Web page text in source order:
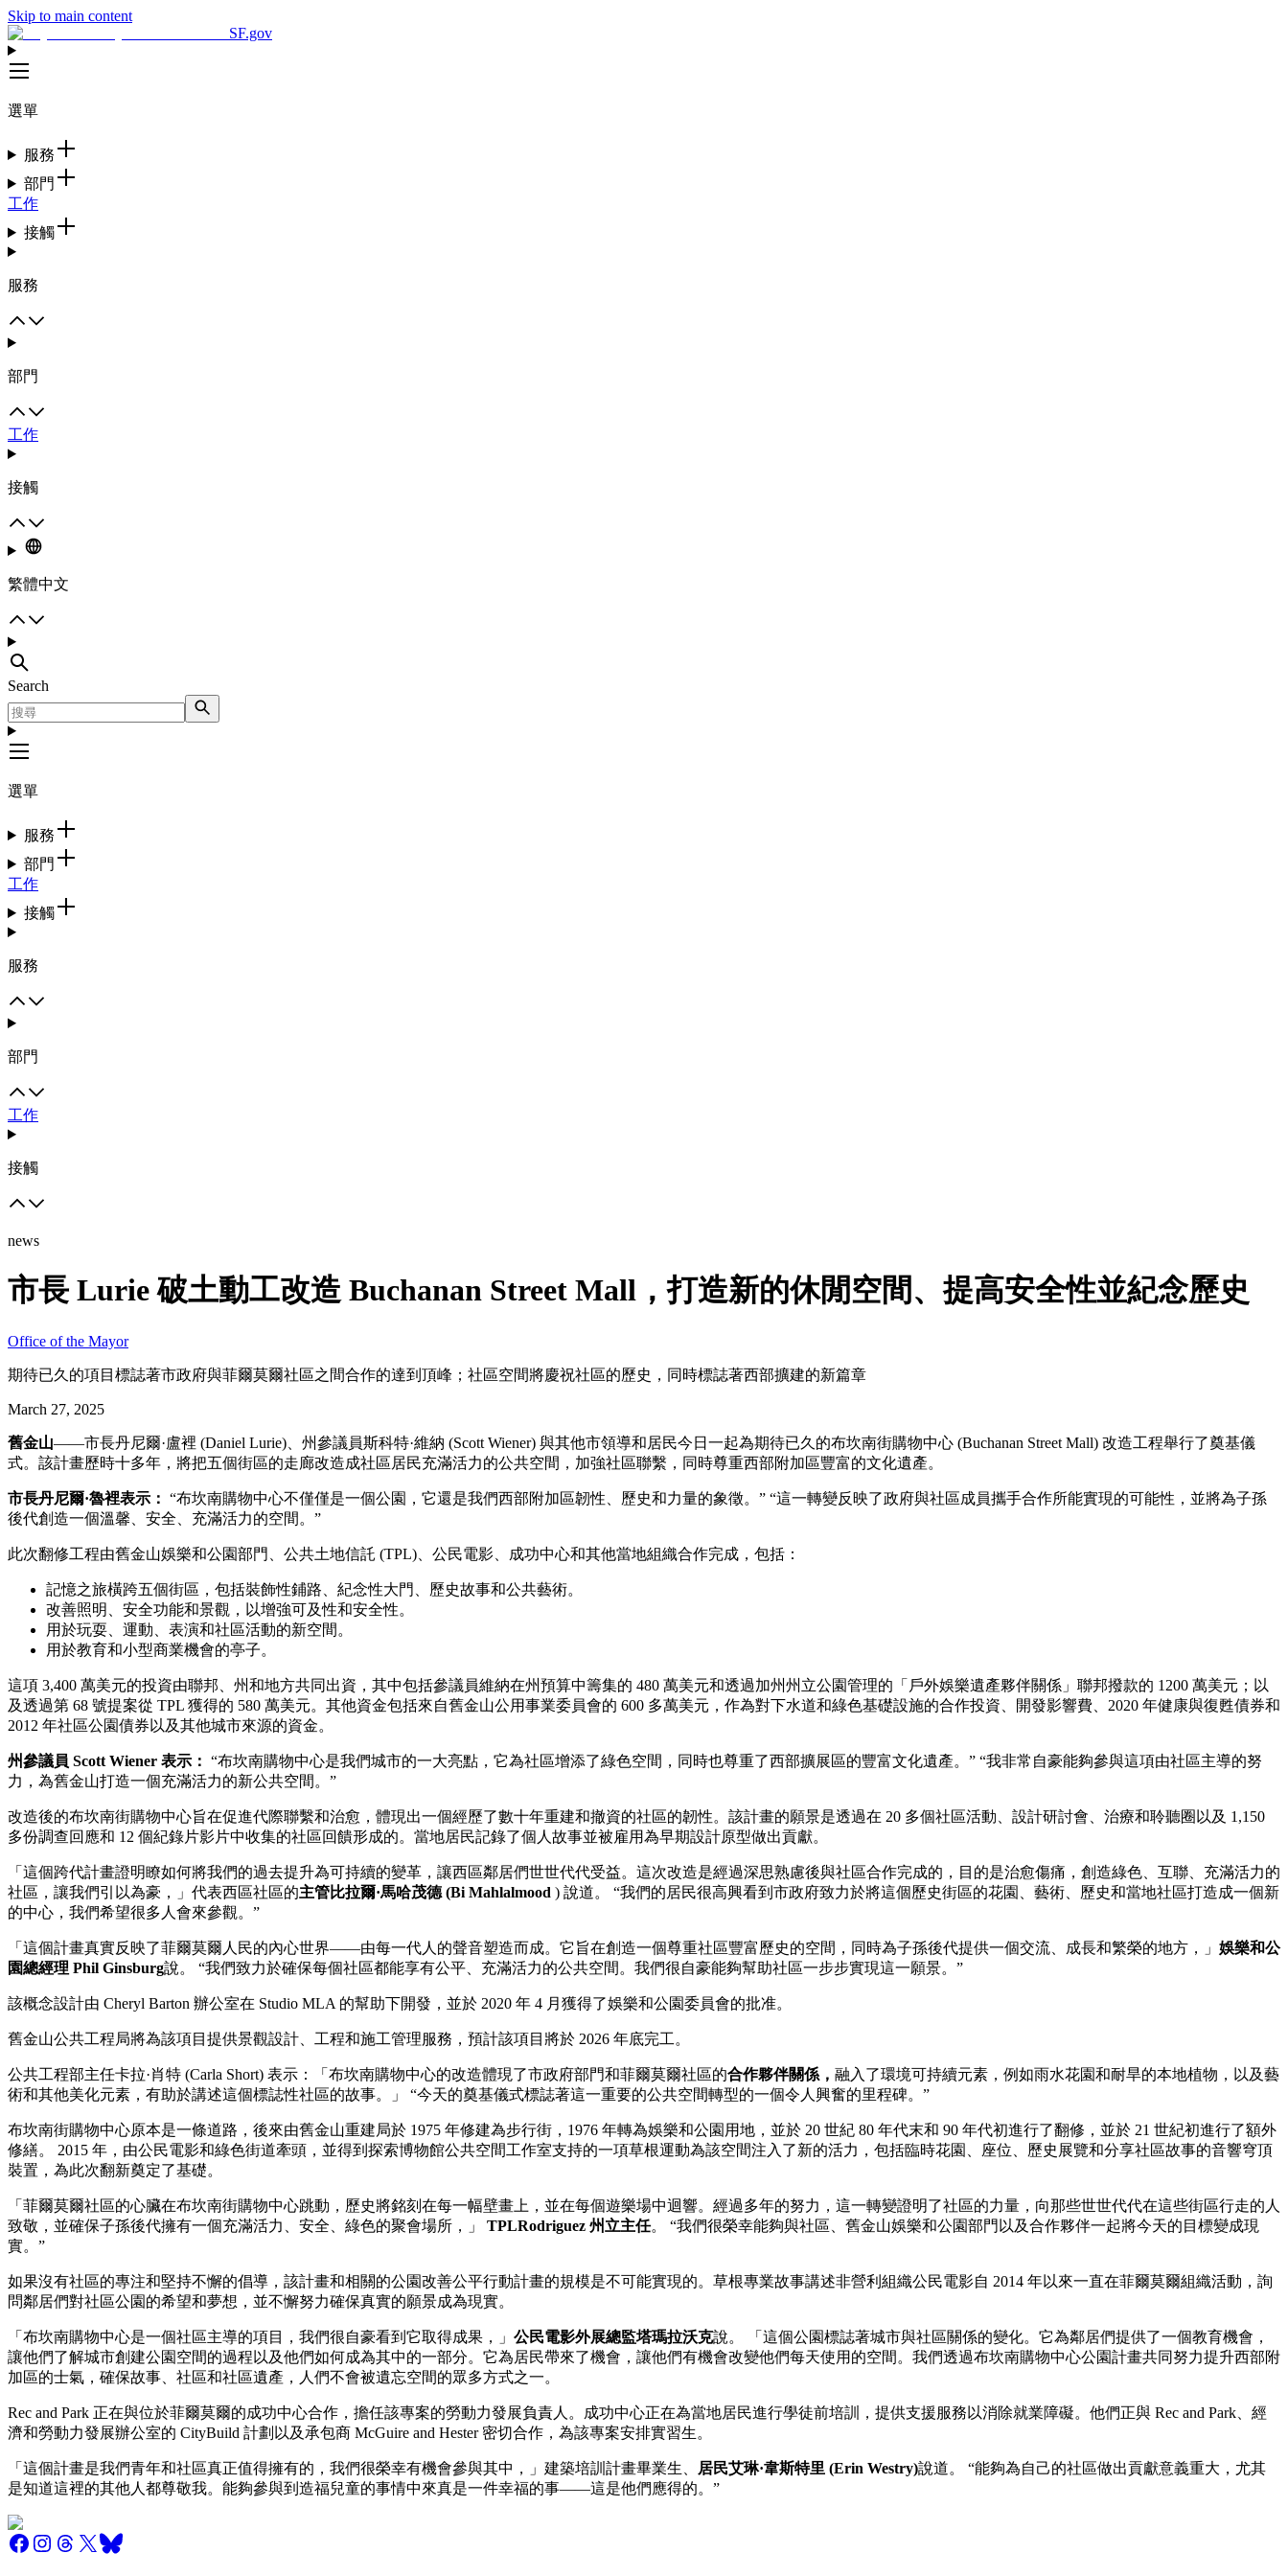
Skip to main content
SF.gov
選單
服務
部門
工作
接觸
服務
部門
工作
接觸
繁體中文
Search
選單
服務
部門
工作
接觸
服務
部門
工作
接觸
news
市長 Lurie 破土動工改造 Buchanan Street Mall，打造新的休閒空間、提高安全性並紀念歷史
Office of the Mayor
期待已久的項目標誌著市政府與菲爾莫爾社區之間合作的達到頂峰；社區空間將慶祝社區的歷史，同時標誌著西部擴建的新篇章
March 27, 2025
舊金山——市長丹尼爾·盧裡 (Daniel Lurie)、州參議員斯科特·維納 (Scott Wiener) 與其他市領導和居民今日一起為期待已久的布坎南街購物中心 (Buchanan Street Mall) 改造工程舉行了奠基儀
式。該計畫歷時十多年，將把五個街區的走廊改造成社區居民充滿活力的公共空間，加強社區聯繫，同時尊重西部附加區豐富的文化遺產。
市長丹尼爾·魯裡表示： “布坎南購物中心不僅僅是一個公園，它還是我們西部附加區韌性、歷史和力​​量的象徵。” “這一轉變反映了政府與社區成員攜手合作所能實現的可能性，並將為子孫
後代創造一個溫馨、安全、充滿活力的空間。”
此次翻修工程由舊金山娛樂和公園部門、公共土地信託 (TPL)、公民電影、成功中心和其他當地組織合作完成，包括：
記憶之旅橫跨五個街區，包括裝飾性鋪路、紀念性大門、歷史故事和公共藝術。
改善照明、安全功能和景觀，以增強可及性和安全性。
用於玩耍、運動、表演和社區活動的新空間。
用於教育和小型商業機會的亭子。
這項 3,400 萬美元的投資由聯邦、州和地方共同出資，其中包括參議員維納在州預算中籌集的 480 萬美元和透過加州州立公園管理的「戶外娛樂遺產夥伴關係」聯邦撥款的 1200 萬美元；以
及透過第 68 號提案從 TPL 獲得的 580 萬美元。其他資金包括來自舊金山公用事業委員會的 600 多萬美元，作為對下水道和綠色基礎設施的合作投資、開發影響費、2020 年健康與復甦債券和
2012 年社區公園債券以及其他城市來源的資金。
州參議員 Scott Wiener 表示： “布坎南購物中心是我們城市的一大亮點，它為社區增添了綠色空間，同時也尊重了西部擴展區的豐富文化遺產。” “我非常自豪能夠參與這項由社區主導的努
力，為舊金山打造一個充滿活力的新公共空間。”
改造後的布坎南街購物中心旨在促進代際聯繫和治愈，體現出一個經歷了數十年重建和撤資的社區的韌性。該計畫的願景是透過在 20 多個社區活動、設計研討會、治療和聆聽圈以及 1,150
多份調查回應和 12 個紀錄片影片中收集的社區回饋形成的。當地居民記錄了個人故事並被雇用為早期設計原型做出貢獻。
「這個跨代計畫證明瞭如何將我們的過去提升為可持續的變革，讓西區鄰居們世世代代受益。這次改造是經過深思熟慮後與社區合作完成的，目的是治愈傷痛，創造綠色、互聯、充滿活力的
社區，讓我們引以為豪，」代表西區社區的主管比拉爾·馬哈茂德 (Bi Mahlalmood ) 說道。 “我們的居民很高興看到市政府致力於將這個歷史街區的花園、藝術、歷史和當地社區打造成一個新
的中心，我們希望很多人會來參觀。”
「這個計畫真實反映了菲爾莫爾人民的內心世界——由每一代人的聲音塑造而成。它旨在創造一個尊重社區豐富歷史的空間，同時為子孫後代提供一個交流、成長和繁榮的地方，」 娛樂和公
園總經理 Phil Ginsburg說。 “我們致力於確保每個社區都能享有公平、充滿活力的公共空間。我們很自豪能夠幫助社區一步步實現這一願景。”
該概念設計由 Cheryl Barton 辦公室在 Studio MLA 的幫助下開發，並於 2020 年 4 月獲得了娛樂和公園委員會的批准。
舊金山公共工程局將為該項目提供景觀設計、工程和施工管理服務，預計該項目將於 2026 年底完工。
公共工程部主任卡拉·肖特 (Carla Short) 表示：「布坎南購物中心的改造體現了市政府部門和菲爾莫爾社區的合作夥伴關係， 融入了環境可持續元素，例如雨水花園和耐旱的本地植物，以及藝
術和其他美化元素，有助於講述這個標誌性社區的故事。」 “今天的奠基儀式標誌著這一重要的公共空間轉型的一個令人興奮的里程碑。”
布坎南街購物中心原本是一條道路，後來由舊金山重建局於 1975 年修建為步行街，1976 年轉為娛樂和公園用地，並於 20 世紀 80 年代末和 90 年代初進行了翻修，並於 21 世紀初進行了額外
修繕。 2015 年，由公民電影和綠色街道牽頭，並得到探索博物館公共空間工作室支持的一項草根運動為該空間注入了新的活力，包括臨時花園、座位、歷史展覽和分享社區故事的音響穹頂
裝置，為此次翻新奠定了基礎。
「菲爾莫爾社區的心臟在布坎南街購物中心跳動，歷史將銘刻在每一幅壁畫上，並在每個遊樂場中迴響。經過多年的努力，這一轉變證明了社區的力量，向那些世世代代在這些街區行走的人
致敬，並確保子孫後代擁有一個充滿活力、安全、綠色的聚會場所，」 TPLRodriguez 州立主任。 “我們很榮幸能夠與社區、舊金山娛樂和公園部門以及合作夥伴一起將今天的目標變成現
實。”
如果沒有社區的專注和堅持不懈的倡導，該計畫和相關的公園改善公平行動計畫的規模是不可能實現的。草根專業故事講述非營利組織公民電影自 2014 年以來一直在菲爾莫爾組織活動，詢
問鄰居們對社區公園的希望和夢想，並不懈努力確保真實的願景成為現實。
「布坎南購物中心是一個社區主導的項目，我們很自豪看到它取得成果，」 公民電影外展總監塔瑪拉沃克說。 「這個公園標誌著城市與社區關係的變化。它為鄰居們提供了一個教育機會，
讓他們了解城市創建公園空間的過程以及他們如何成為其中的一部分。它為居民帶來了機會，讓他們有機會改變他們每天使用的空間。我們透過布坎南購物中心公園計畫共同努力提升西部附
加區的士氣，確保故事、社區和社區遺產，人們不會被遺忘空間的眾多方式之一。
Rec and Park 正在與位於菲爾莫爾的成功中心合作，擔任該專案的勞動力發展負責人。成功中心正在為當地居民進行學徒前培訓，提供支援服務以消除就業障礙。他們正與 Rec and Park、經
濟和勞動力發展辦公室的 CityBuild 計劃以及承包商 McGuire and Hester 密切合作，為該專案安排實習生。
「這個計畫是我們青年和社區真正值得擁有的，我們很榮幸有機會參與其中，」建築培訓計畫畢業生、 居民艾琳·韋斯特里 (Erin Westry)說道。 “能夠為自己的社區做出貢獻意義重大，尤其
是知道這裡的其他人都尊敬我。能夠參與到造福兒童的事情中來真是一件幸福的事——這是他們應得的。”